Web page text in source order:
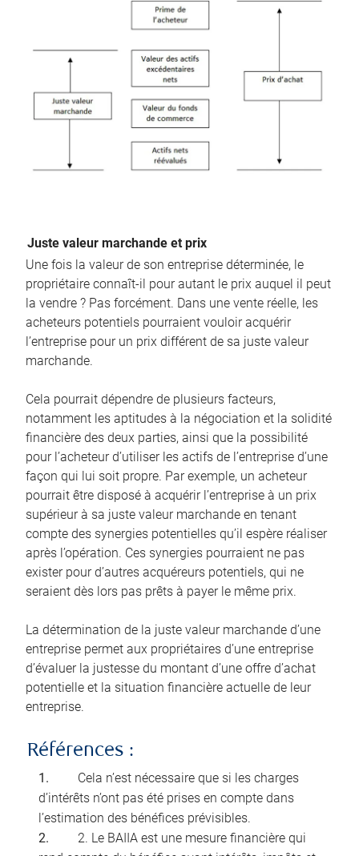
Juste valeur marchande et prix
Une fois la valeur de son entreprise déterminée, le
propriétaire connaît-il pour autant le prix auquel il peut
la vendre ? Pas forcément. Dans une vente réelle, les
acheteurs potentiels pourraient vouloir acquérir
l’entreprise pour un prix différent de sa juste valeur
marchande.
Cela pourrait dépendre de plusieurs facteurs,
notamment les aptitudes à la négociation et la solidité
financière des deux parties, ainsi que la possibilité
pour l’acheteur d’utiliser les actifs de l’entreprise d’une
façon qui lui soit propre. Par exemple, un acheteur
pourrait être disposé à acquérir l’entreprise à un prix
supérieur à sa juste valeur marchande en tenant
compte des synergies potentielles qu’il espère réaliser
après l’opération. Ces synergies pourraient ne pas
exister pour d’autres acquéreurs potentiels, qui ne
seraient dès lors pas prêts à payer le même prix.
La détermination de la juste valeur marchande d’une
entreprise permet aux propriétaires d’une entreprise
d’évaluer la justesse du montant d’une offre d’achat
potentielle et la situation financière actuelle de leur
entreprise.
Références :
Cela n’est nécessaire que si les charges
d’intérêts n’ont pas été prises en compte dans
l’estimation des bénéfices prévisibles.
2. Le BAIIA est une mesure financière qui